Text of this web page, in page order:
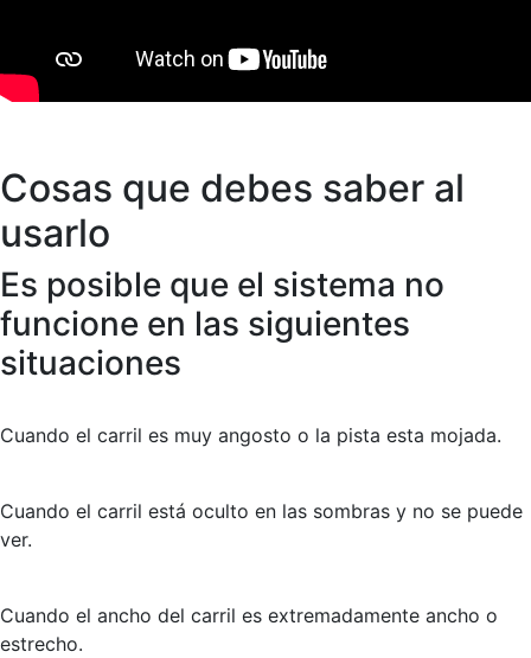
Cosas que debes saber al
usarlo
Es posible que el sistema no
funcione en las siguientes
situaciones
Cuando el carril es muy angosto o la pista esta mojada.
Cuando el carril está oculto en las sombras y no se puede
ver.
Cuando el ancho del carril es extremadamente ancho o
estrecho.